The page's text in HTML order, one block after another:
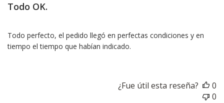
Todo OK.
Todo perfecto, el pedido llegó en perfectas condiciones y en
tiempo el tiempo que habían indicado.
¿Fue útil esta reseña?
0
0